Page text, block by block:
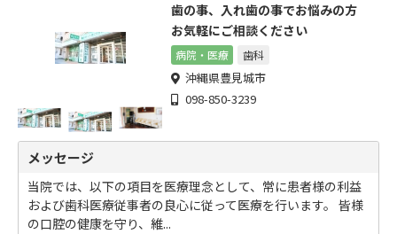
歯の事、入れ歯の事でお悩みの方
お気軽にご相談ください
病院・医療 歯科
沖縄県豊見城市
098-850-3239
メッセージ
当院では、以下の項目を医療理念として、常に患者様の利益
および歯科医療従事者の良心に従って医療を行います。 皆様
の口腔の健康を守り、維...